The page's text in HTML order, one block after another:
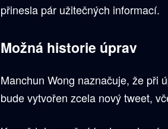
přinesla pár užitečných informací.
Možná historie úprav
Manchun Wong naznačuje, že při
bude vytvořen zcela nový tweet,